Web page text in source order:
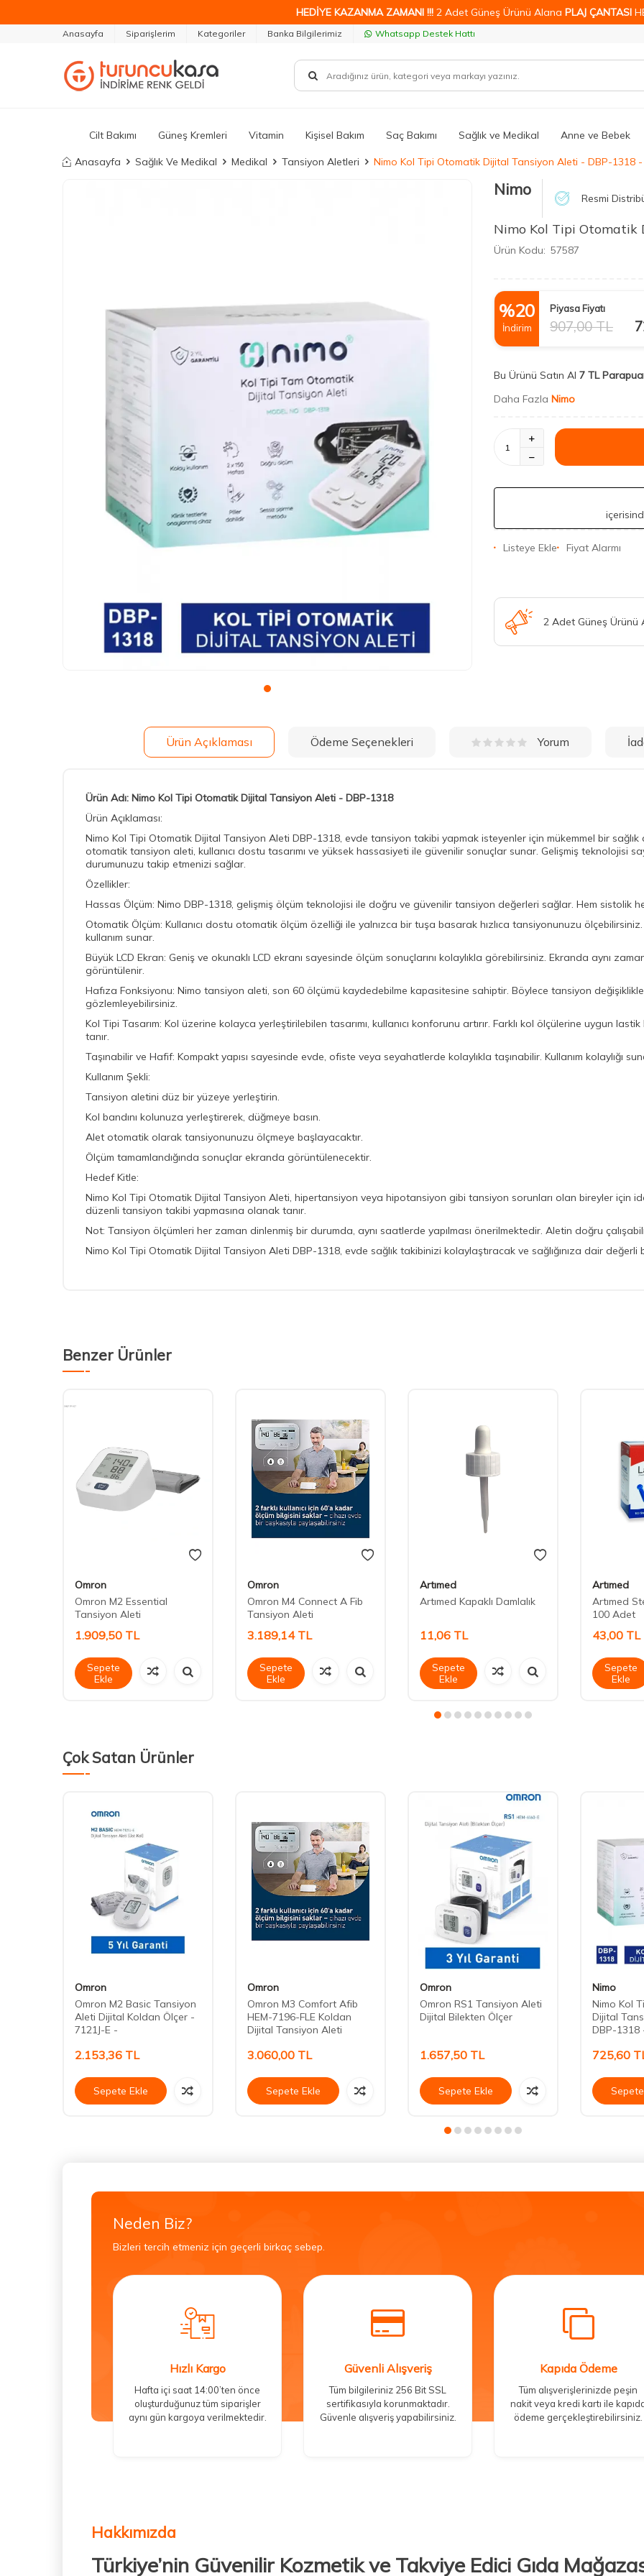
HEDİYE KAZANMA ZAMANI !!! 2 Adet Güneş Ürünü Alana PLAJ ÇANTASI
Anasayfa Siparişlerim Kategoriler Banka Bilgilerimiz Whatsapp Destek Hattı
Cilt Bakımı Güneş Kremleri Vitamin Kişisel Bakım Saç Bakımı Sağlık ve Medikal Anne ve Bebek
Anasayfa Sağlık Ve Medikal Medikal Tansiyon Aletleri Nimo Kol Tipi Otomatik Dijital Tansiyon Aleti - DBP-1318 -
Nimo Resmi
Nimo Kol Tipi Otomatik
Ürün Kodu: 57587
%20
İndirim
Piyasa Fiyatı
907,00TL
Bu Ürünü Satın Al 7 TL
Daha Fazla Nimo
Listeye Ekle Fiyat Alarmı
2 Adet Güneş Ürünü
Ürün Açıklaması Ödeme Seçenekleri Yorum
Ürün Adı: Nimo Kol Tipi Otomatik Dijital Tansiyon Aleti - DBP-1318
Ürün Açıklaması:
Nimo Kol Tipi Otomatik Dijital Tansiyon Aleti DBP-1318, evde tansiyon takibi yapmak isteyenler için mükemmel bir sağlık
otomatik tansiyon aleti, kullanıcı dostu tasarımı ve yüksek hassasiyeti ile güvenilir sonuçlar sunar. Gelişmiş teknolojisi
durumunuzu takip etmenizi sağlar.
Özellikler:
Hassas Ölçüm: Nimo DBP-1318, gelişmiş ölçüm teknolojisi ile doğru ve güvenilir tansiyon değerleri sağlar. Hem sistolik
Otomatik Ölçüm: Kullanıcı dostu otomatik ölçüm özelliği ile yalnızca bir tuşa basarak hızlıca tansiyonunuzu
kullanım sunar.
Büyük LCD Ekran: Geniş ve okunaklı LCD ekranı sayesinde ölçüm sonuçlarını kolaylıkla görebilirsiniz. Ekranda aynı
görüntülenir.
Hafıza Fonksiyonu: Nimo tansiyon aleti, son 60 ölçümü kaydedebilme kapasitesine sahiptir. Böylece tansiyon
gözlemleyebilirsiniz.
Kol Tipi Tasarım: Kol üzerine kolayca yerleştirilebilen tasarımı, kullanıcı konforunu artırır. Farklı kol ölçülerine uygun
tanır.
Taşınabilir ve Hafif: Kompakt yapısı sayesinde evde, ofiste veya seyahatlerde kolaylıkla taşınabilir. Kullanım kolaylığı
Kullanım Şekli:
Tansiyon aletini düz bir yüzeye yerleştirin.
Kol bandını kolunuza yerleştirerek, düğmeye basın.
Alet otomatik olarak tansiyonunuzu ölçmeye başlayacaktır.
Ölçüm tamamlandığında sonuçlar ekranda görüntülenecektir.
Hedef Kitle:
Nimo Kol Tipi Otomatik Dijital Tansiyon Aleti, hipertansiyon veya hipotansiyon gibi tansiyon sorunları olan bireyler için
düzenli tansiyon takibi yapmasına olanak tanır.
Not: Tansiyon ölçümleri her zaman dinlenmiş bir durumda, aynı saatlerde yapılması önerilmektedir. Aletin doğru
Nimo Kol Tipi Otomatik Dijital Tansiyon Aleti DBP-1318, evde sağlık takibinizi kolaylaştıracak ve sağlığınıza dair değerli
Benzer Ürünler
Omron
Omron M2 Essential
Tansiyon Aleti
1.909,50 TL
Sepete
Ekle
Omron
Omron M4 Connect A Fib
Tansiyon Aleti
3.189,14TL
Sepete
Ekle
Artımed
Artımed Kapaklı Damlalık
11,06 TL
Sepete
Ekle
Artımed
Artımed
100 Adet
43,00 TL
Sepete
Ekle
Çok Satan Ürünler
Omron
Omron M2 Basic Tansiyon
Aleti Dijital Koldan Ölçer -
7121J-E -
2.153,36 TL
Sepete Ekle
Omron
Omron M3 Comfort Afib
HEM-7196-FLE Koldan
Dijital Tansiyon Aleti
3.060,00 TL
Sepete Ekle
Omron
Omron RS1 Tansiyon Aleti
Dijital Bilekten Ölçer
1.657,50 TL
Sepete Ekle
Nimo
Nimo Kol
Dijital
DBP-1318
725,60
Neden Biz?
Bizleri tercih etmeniz için geçerli birkaç sebep.
Hızlı Kargo
Hafta içi saat 14:00’ten önce
oluşturduğunuz tüm siparişler
aynı gün kargoya verilmektedir.
Güvenli Alışveriş
Tüm bilgileriniz 256 Bit SSL
sertifikasıyla korunmaktadır.
Güvenle alışveriş yapabilirsiniz.
Kapıda Ödeme
Tüm alışverişlerinizde peşin
nakit veya kredi kartı ile
ödeme gerçekleştirebilirsiniz.
Hakkımızda
Türkiye’nin Güvenilir Kozmetik ve Takviye Edici Gıda